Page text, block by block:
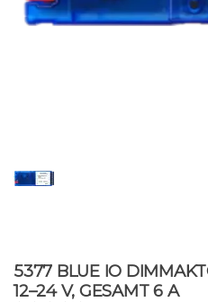
5377 BLUE IO
12–24 V, GESAMT 6 A